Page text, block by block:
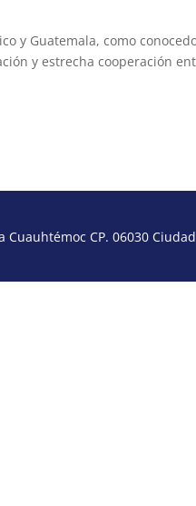
y Guatemala, como
y estrecha cooperación
CP. 06030